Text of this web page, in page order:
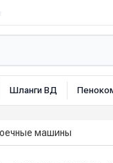
Шланги ВД
машины